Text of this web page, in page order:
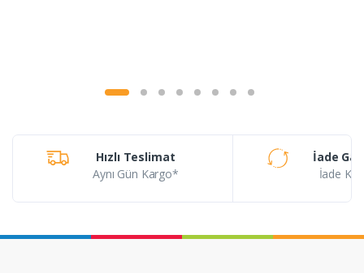
Hızlı Teslimat
Aynı Gün Kargo*
İade
İade